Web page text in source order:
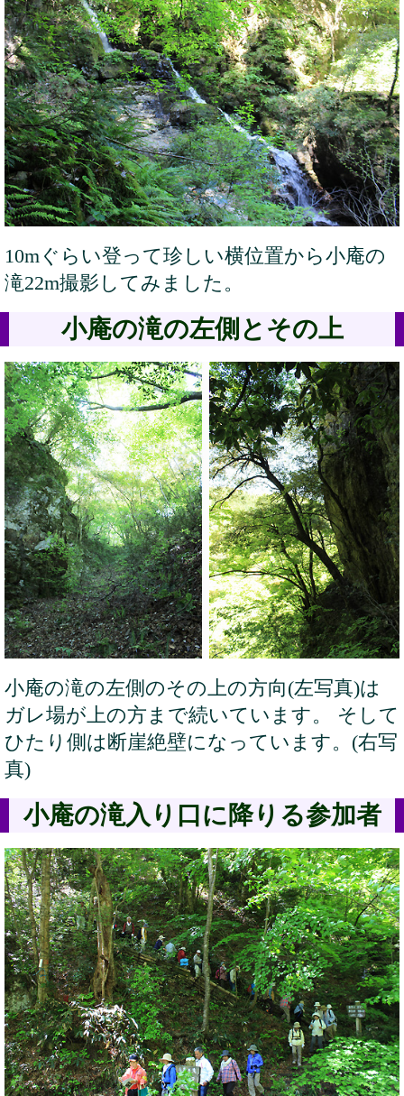
10mぐらい登って珍しい横位置から小庵の
滝22m撮影してみました。
小庵の滝の左側とその上
小庵の滝の左側のその上の方向(左写真)は
ガレ場が上の方まで続いています。 そして
ひたり側は断崖絶壁になっています。(右写
真)
小庵の滝入り口に降りる参加者